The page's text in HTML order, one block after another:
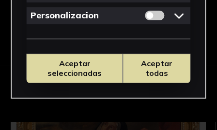
Descargar Ficha
OBRAS RELACIONADAS
Personalizacion Permitir cookies
Aceptar
seleccionadas
Aceptar
todas